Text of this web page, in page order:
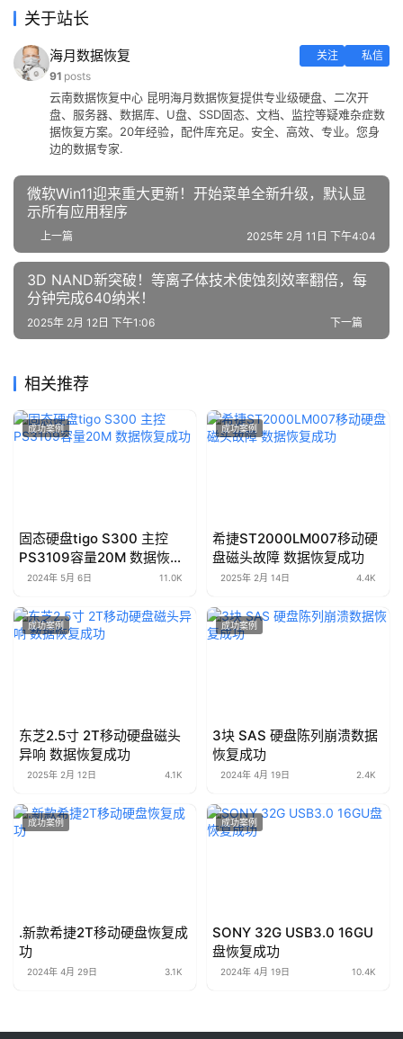
关于站长
海月数据恢复 关注
私信
91 posts
云南数据恢复中心 昆明海月数据恢复提供专业级硬盘、二次开
盘、服务器、数据库、U盘、SSD固态、文档、监控等疑难杂症数
据恢复方案。20年经验，配件库充足。安全、高效、专业。您身
边的数据专家.
微软Win11迎来重大更新！开始菜单全新升级，默认显
示所有应用程序
上一篇 2025年 2月 11日 下午4:04
3D NAND新突破！等离子体技术使蚀刻效率翻倍，每
分钟完成640纳米！
下一篇
2025年 2月 12日 下午1:06
相关推荐
成功案例
固态硬盘tigo S300 主控
PS3109容量20M 数据恢复
成功
2024年 5月 6日 11.0K
成功案例
希捷ST2000LM007移动硬
盘磁头故障 数据恢复成功
2025年 2月 14日 4.4K
成功案例
东芝2.5寸 2T移动硬盘磁头
异响 数据恢复成功
2025年 2月 12日 4.1K
成功案例
3块 SAS 硬盘陈列崩溃数据
恢复成功
2024年 4月 19日 2.4K
成功案例
.新款希捷2T移动硬盘恢复成
功
2024年 4月 29日 3.1K
成功案例
SONY 32G USB3.0 16GU
盘恢复成功
2024年 4月 19日 10.4K